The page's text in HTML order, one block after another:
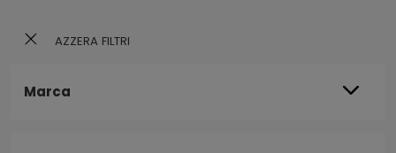
AZZERA FILTRI
Marca